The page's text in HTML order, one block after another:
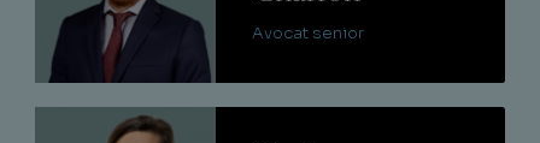
Avocat senior